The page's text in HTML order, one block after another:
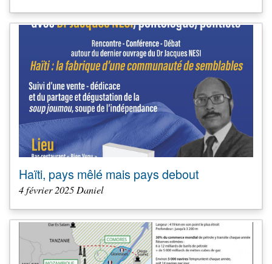
Haïti, pays mêlé mais pays debout
4 février 2025 Daniel